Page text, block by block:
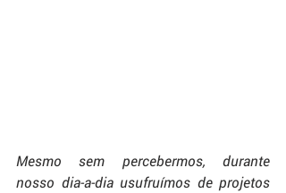
Mesmo sem percebermos, durante
nosso dia-a-dia usufruímos de projetos